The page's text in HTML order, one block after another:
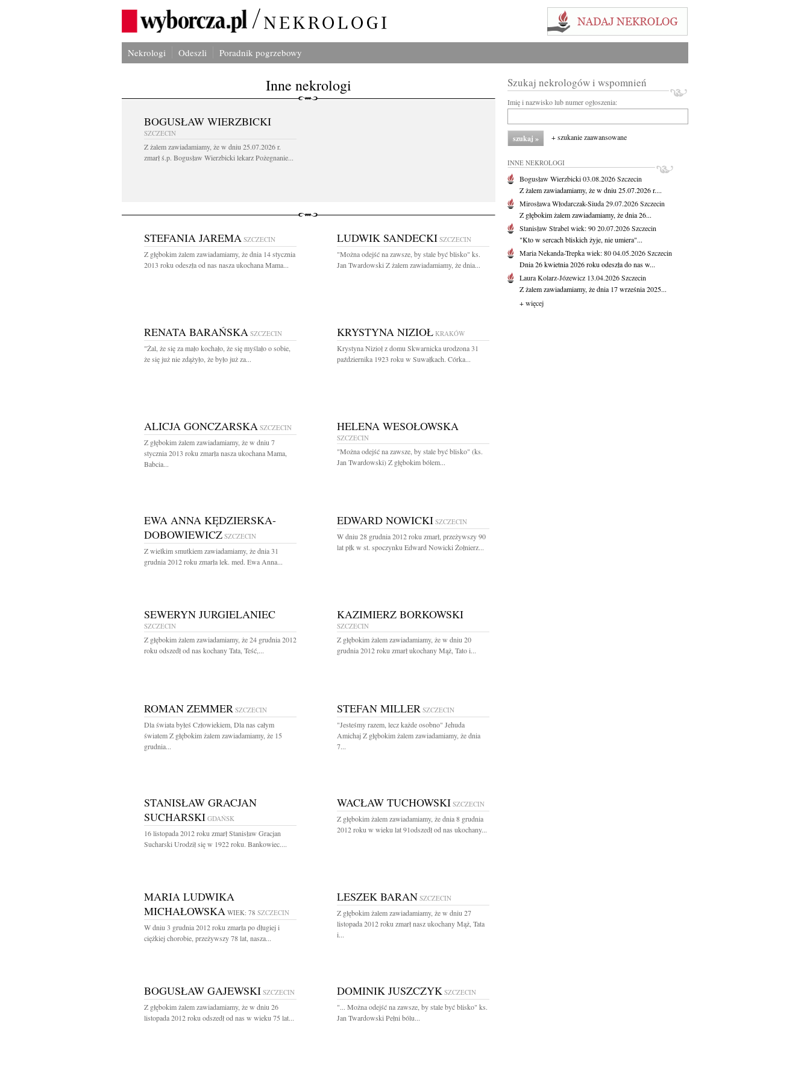
Nekrologi Odeszli Poradnik pogrzebowy
Inne nekrologi
BOGUSŁAW WIERZBICKI
SZCZECIN
Z żalem zawiadamiamy, że w dniu 25.07.2026 r.
zmarł ś.p. Bogusław Wierzbicki lekarz Pożegnanie...
STEFANIA JAREMA SZCZECIN
Z głębokim żalem zawiadamiamy, że dnia 14 stycznia
2013 roku odeszła od nas nasza ukochana Mama...
LUDWIK SANDECKI SZCZECIN
"Można odejść na zawsze, by stale być blisko" ks.
Jan Twardowski Z żalem zawiadamiamy, że dnia...
RENATA BARAŃSKA SZCZECIN
"Żal, że się za mało kochało, że się myślało o sobie,
że się już nie zdążyło, że było już za...
KRYSTYNA NIZIOŁ KRAKÓW
Krystyna Nizioł z domu Skwarnicka urodzona 31
października 1923 roku w Suwałkach. Córka...
ALICJA GONCZARSKA SZCZECIN
Z głębokim żalem zawiadamiamy, że w dniu 7
stycznia 2013 roku zmarła nasza ukochana Mama,
Babcia...
HELENA WESOŁOWSKA
SZCZECIN
"Można odejść na zawsze, by stale być blisko" (ks.
Jan Twardowski) Z głębokim bólem...
EWA ANNA KĘDZIERSKA-
DOBOWIEWICZ SZCZECIN
Z wielkim smutkiem zawiadamiamy, że dnia 31
grudnia 2012 roku zmarła lek. med. Ewa Anna...
EDWARD NOWICKI SZCZECIN
W dniu 28 grudnia 2012 roku zmarł, przeżywszy 90
lat płk w st. spoczynku Edward Nowicki Żołnierz...
SEWERYN JURGIELANIEC
SZCZECIN
Z głębokim żalem zawiadamiamy, że 24 grudnia 2012
roku odszedł od nas kochany Tata, Teść,...
KAZIMIERZ BORKOWSKI
SZCZECIN
Z głębokim żalem zawiadamiamy, że w dniu 20
grudnia 2012 roku zmarł ukochany Mąż, Tato i...
ROMAN ZEMMER SZCZECIN
Dla świata byłeś Człowiekiem, Dla nas całym
światem Z głębokim żalem zawiadamiamy, że 15
grudnia...
STEFAN MILLER SZCZECIN
"Jesteśmy razem, lecz każde osobno" Jehuda
Amichaj Z głębokim żalem zawiadamiamy, że dnia
7...
STANISŁAW GRACJAN
SUCHARSKI GDAŃSK
16 listopada 2012 roku zmarł Stanisław Gracjan
Sucharski Urodził się w 1922 roku. Bankowiec....
WACŁAW TUCHOWSKI SZCZECIN
Z głębokim żalem zawiadamiamy, że dnia 8 grudnia
2012 roku w wieku lat 91odszedł od nas ukochany...
MARIA LUDWIKA
MICHAŁOWSKA WIEK: 78 SZCZECIN
W dniu 3 grudnia 2012 roku zmarła po długiej i
ciężkiej chorobie, przeżywszy 78 lat, nasza...
LESZEK BARAN SZCZECIN
Z głębokim żalem zawiadamiamy, że w dniu 27
listopada 2012 roku zmarł nasz ukochany Mąż, Tata
i...
BOGUSŁAW GAJEWSKI SZCZECIN
Z głębokim żalem zawiadamiamy, że w dniu 26
listopada 2012 roku odszedł od nas w wieku 75 lat...
DOMINIK JUSZCZYK SZCZECIN
"... Można odejść na zawsze, by stale być blisko" ks.
Jan Twardowski Pełni bólu...
Szukaj nekrologów i wspomnień
Imię i nazwisko lub numer ogłoszenia:
+ szukanie zaawansowane
INNE NEKROLOGI
Bogusław Wierzbicki03.08.2026Szczecin
Z żalem zawiadamiamy, że w dniu 25.07.2026 r....
Mirosława Włodarczak-Siuda29.07.2026Szczecin
Z głębokim żalem zawiadamiamy, że dnia 26...
Stanisław Strabelwiek: 9020.07.2026Szczecin
"Kto w sercach bliskich żyje, nie umiera"...
Maria Nekanda-Trepkawiek: 8004.05.2026Szczecin
Dnia 26 kwietnia 2026 roku odeszła do nas w...
Laura Kolarz-Józewicz 13.04.2026Szczecin
Z żalem zawiadamiamy, że dnia 17 września 2025...
+ więcej